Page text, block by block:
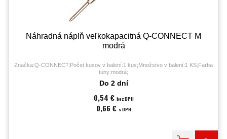
Náhradná náplň veľkokapacitná Q-CONNECT M
modrá
Značka:Q-CONNECT;Počet kusov v balení:1 kus;Množstvo v balení:1 KS;Farba
tuhy:modrá;
Do 2 dní
0,54 € bez DPH
0,66 € s DPH